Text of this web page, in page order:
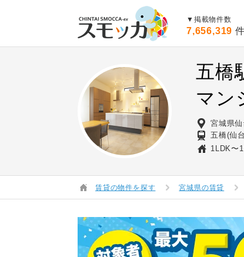
▼掲載物件数
7,656,319 件
五橋
マン
宮城県
五橋(仙
1LDK〜
賃貸の物件を探す 宮城県の賃貸